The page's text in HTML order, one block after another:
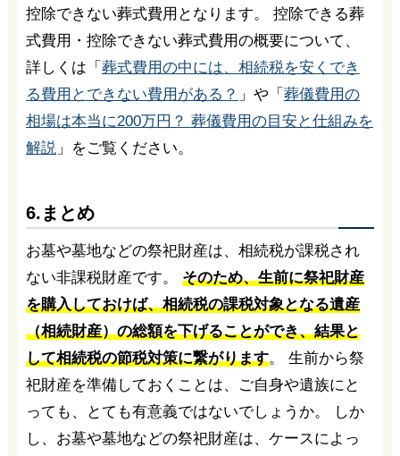
控除できない葬式費用となります。 控除できる葬
式費用・控除できない葬式費用の概要について、
詳しくは「 葬式費用の中には、相続税を安くでき
る費用とできない費用がある？ 」や「 葬儀費用の
相場は本当に200万円？ 葬儀費用の目安と仕組みを
解説」をご覧ください。
6.まとめ
お墓や墓地などの祭祀財産は、相続税が課税され
ない非課税財産です。 そのため、生前に祭祀財産
を購入しておけば、相続税の課税対象となる遺産
（相続財産）の総額を下げることができ、結果と
して相続税の節税対策に繋がります。 生前から祭
祀財産を準備しておくことは、ご自身や遺族にと
っても、とても有意義ではないでしょうか。 しか
し、お墓や墓地などの祭祀財産は、ケースによっ